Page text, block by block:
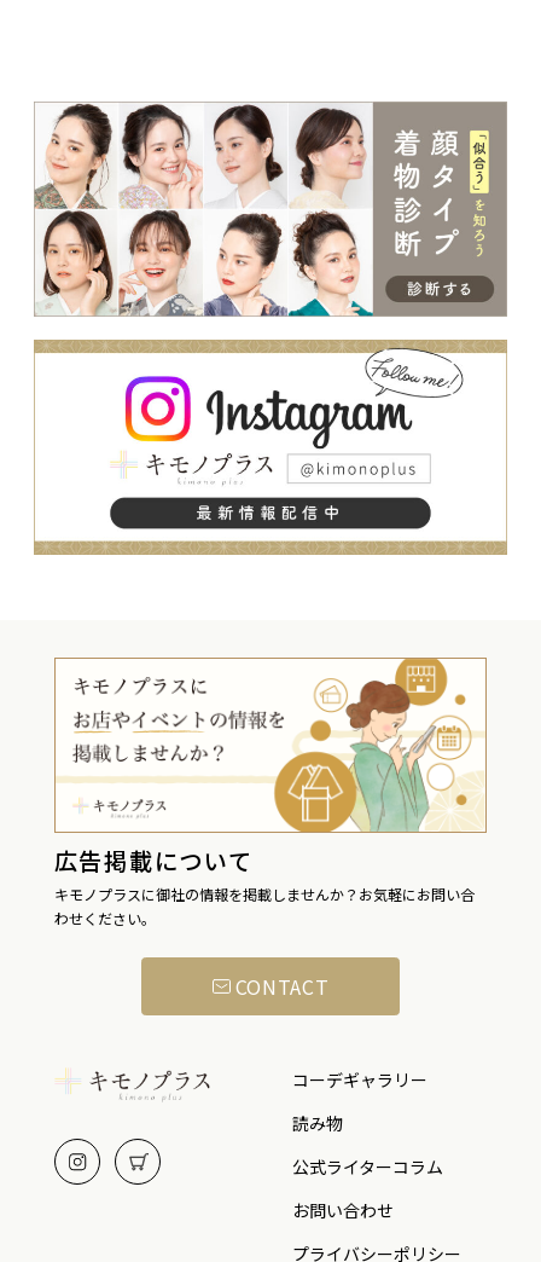
広告掲載について
キモノプラスに御社の情報を掲載しませんか？お気軽にお問い合
わせください。
CONTACT
コーデギャラリー
読み物
公式ライターコラム
お問い合わせ
プライバシーポリシー